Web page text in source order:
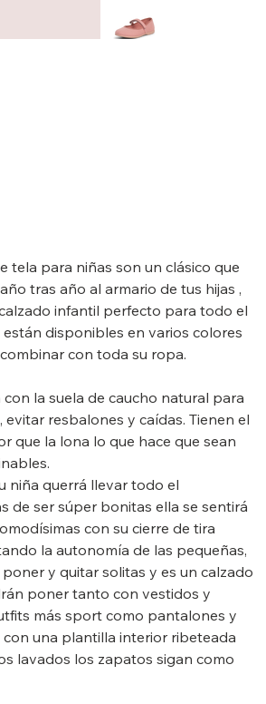
tela para niñas son un clásico que
tras año al armario de tus hijas ,
infantil perfecto para todo el
disponibles en varios colores
con toda su ropa.
la suela de caucho natural para
evitar resbalones y caídas. Tienen el
que la lona lo que hace que sean
niña querrá llevar todo el
de ser súper bonitas ella se sentirá
con su cierre de tira
la autonomía de las pequeñas,
y quitar solitas y es un calzado
poner tanto con vestidos y
más sport como pantalones y
una plantilla interior ribeteada
lavados los zapatos sigan como